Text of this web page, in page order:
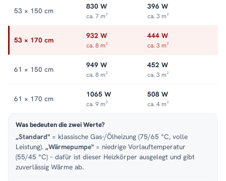
53 × 150 cm 830 W
ca. 7 m²
396 W
ca. 3 m²
53 × 170 cm 932 W
ca. 8 m²
444 W
ca. 3 m²
61 × 150 cm 949 W
ca. 8 m²
452 W
ca. 3 m²
61 × 170 cm 1065 W
ca. 9 m²
508 W
ca. 4 m²
Was bedeuten die zwei Werte?
„Standard" = klassische Gas-/Ölheizung (75/65 °C, volle
Leistung). „Wärmepumpe" = niedrige Vorlauftemperatur
(55/45 °C) – dafür ist dieser Heizkörper ausgelegt und gibt
zuverlässig Wärme ab.